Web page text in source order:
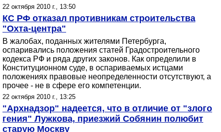
22 октября 2010 г., 13:50
КС РФ отказал противникам строительства
"Охта-центра"
В жалобах, поданных жителями Петербурга,
оспаривались положения статей Градостроительного
кодекса РФ и ряда других законов. Как определили в
Конституционном суде, в оспариваемых истцами
положениях правовые неопределенности отсутствуют, а
прочее - не в сфере его компетенции.
22 октября 2010 г., 13:25
"Архнадзор" надеется, что в отличие от "злого
гения" Лужкова, приезжий Собянин полюбит
старую Москву